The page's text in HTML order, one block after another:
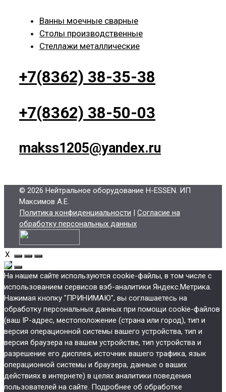
Ванны моечные сварные
Столы производственные
Стеллажи металлические
+7(8362) 38-35-38
+7(8362) 38-50-03
makss1205@yandex.ru
© 2026 Нейтральное оборудование H-ESSEN . ИП
Максимов А.Е.
Политика конфиденциальности | Согласие на
обработку персональных данных
X
На нашем сайте используются cookie-файлы, в том числе с
использованием сервисов вэб-аналитики Яндекс.Метрика.
Нажимая кнопку "ПРИНИМАЮ", вы соглашаетесь на
обработку персональных данных при помощи cookie-файлов
(ваш IP-адрес, местоположение (страна или город), тип и
версия операционной системы вашего устройства, тип и
версия браузера на вашем устройстве, тип устройства и
разрешение его дисплея, источник вашего трафика, язык
операционной системы и браузера, данные о ваших
действиях в интернете) в целях аналитики поведения
пользователей на сайте. Подробнее об обработке